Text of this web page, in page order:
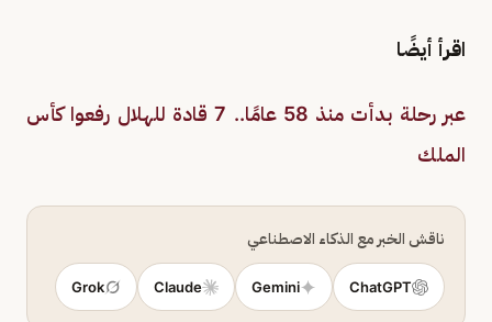
اقرأ أيضًا
عبر رحلة بدأت منذ 58 عامًا.. 7 قادة للهلال رفعوا كأس
الملك
ناقش الخبر مع الذكاء الاصطناعي
ChatGPT
Gemini
Claude
Grok